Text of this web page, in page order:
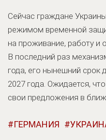
Сейчас граждане
режимом временной
на проживание, работу и
В последний раз
года, его нынешний срок
2027 года. Ожидается,
свои предложения в
ГЕРМАНИЯ